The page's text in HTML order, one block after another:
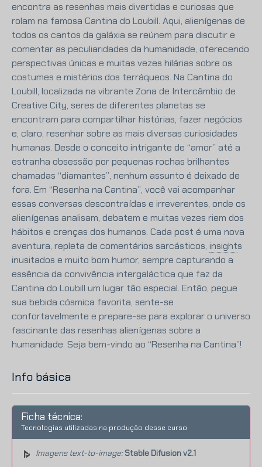
encontra as resenhas mais divertidas e curiosas que
rolam na famosa Cantina do Loubill. Aqui, alienígenas de
todos os cantos da galáxia se reúnem para discutir e
comentar as peculiaridades da humanidade, oferecendo
perspectivas únicas e muitas vezes hilárias sobre os
costumes e mistérios dos terráqueos. Na Cantina do
Loubill, localizada na vibrante Zona de Intercâmbio de
Creative City, seres de diferentes planetas se
encontram para compartilhar histórias, fazer negócios
e, claro, resenhar sobre as mais diversas curiosidades
humanas. Desde o conceito intrigante de “amor” até a
estranha obsessão por pequenas rochas brilhantes
chamadas “diamantes”, nenhum assunto é deixado de
fora. Em “Resenha na Cantina”, você vai acompanhar
essas conversas descontraídas e irreverentes, onde os
alienígenas analisam, debatem e muitas vezes riem dos
hábitos e crenças dos humanos. Cada post é uma nova
aventura, repleta de comentários sarcásticos, insights
inusitados e muito bom humor, sempre capturando a
essência da convivência intergaláctica que faz da
Cantina do Loubill um lugar tão especial. Então, pegue
sua bebida cósmica favorita, sente-se
confortavelmente e prepare-se para explorar o universo
fascinante das resenhas alienígenas sobre a
humanidade. Seja bem-vindo ao “Resenha na Cantina”!
Info básica
Ficha técnica:
Tecnologias utilizadas na produção desse curso
Imagens text-to-image: Stable Difusion v2.1